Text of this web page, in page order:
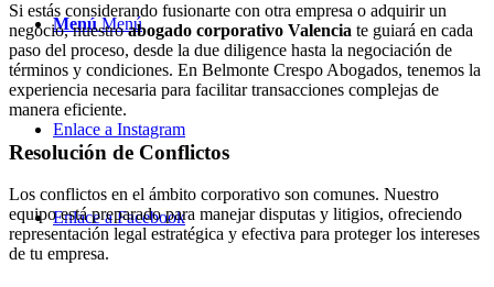
Menú Menú
Enlace a Instagram
Enlace a Facebook
Si estás considerando fusionarte con otra empresa o adquirir un
negocio, nuestroabogado corporativo Valencia te guiará en cada
paso del proceso, desde la due diligence hasta la negociación de
términos y condiciones. En Belmonte Crespo Abogados, tenemos la
experiencia necesaria para facilitar transacciones complejas de
manera eficiente.
Resolución de Conflictos
Los conflictos en el ámbito corporativo son comunes. Nuestro
equipo está preparado para manejar disputas y litigios, ofreciendo
representación legal estratégica y efectiva para proteger los intereses
de tu empresa.